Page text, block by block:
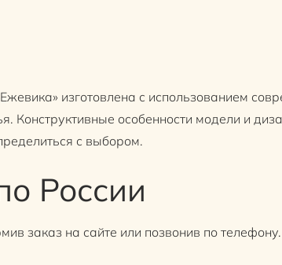
изготовлена с использованием
Конструктивные особенности модели и
с выбором.
России
заказ на сайте или позвонив по